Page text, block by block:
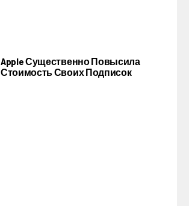
Apple Существенно Повысила
Стоимость Своих Подписок